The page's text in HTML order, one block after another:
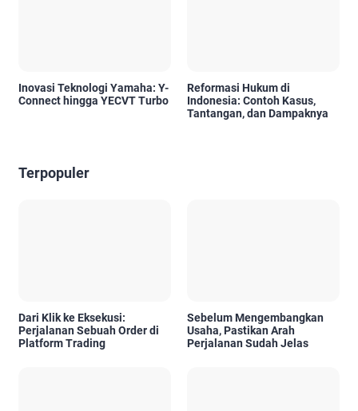
Inovasi Teknologi Yamaha: Y-
Connect hingga YECVT Turbo
Reformasi Hukum di
Indonesia: Contoh Kasus,
Tantangan, dan Dampaknya
Terpopuler
Dari Klik ke Eksekusi:
Perjalanan Sebuah Order di
Platform Trading
Sebelum Mengembangkan
Usaha, Pastikan Arah
Perjalanan Sudah Jelas